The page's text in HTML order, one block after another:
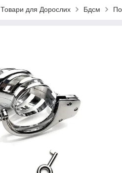
Товари для Дорослих Бдсм